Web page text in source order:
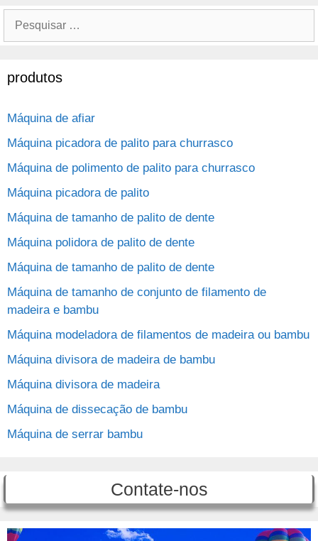
Pesquisar
produtos
Máquina de afiar
Máquina picadora de palito para churrasco
Máquina de polimento de palito para churrasco
Máquina picadora de palito
Máquina de tamanho de palito de dente
Máquina polidora de palito de dente
Máquina de tamanho de palito de dente
Máquina de tamanho de conjunto de filamento de
madeira e bambu
Máquina modeladora de filamentos de madeira ou bambu
Máquina divisora ​​de madeira de bambu
Máquina divisora ​​de madeira
Máquina de dissecação de bambu
Máquina de serrar bambu
Contate-nos